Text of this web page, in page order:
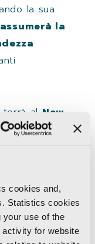
cookies and,
Statistics cookies
your use of the
for website
la sua
la
al New
Center
(che
di alta
grande